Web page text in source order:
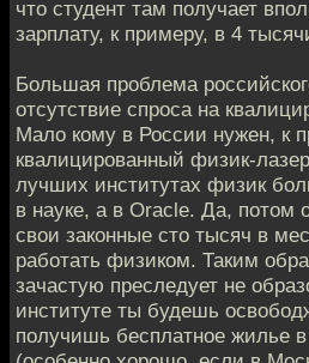
что студент там получает
зарплату, к примеру, в 4
Большая проблема
отсутствие спроса на
Мало кому в России нужен, к
квалицированный физик-
лучших институтах физик
в науке, а в Oracle. Да, потом
свои законные сто тысяч в
работать физиком. Таким
зачастую преследует не
институте ты будешь
получишь бесплатное жилье в